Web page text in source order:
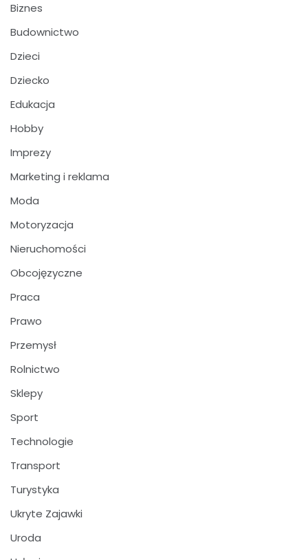
Biznes
Budownictwo
Dzieci
Dziecko
Edukacja
Hobby
Imprezy
Marketing i reklama
Moda
Motoryzacja
Nieruchomości
Obcojęzyczne
Praca
Prawo
Przemysł
Rolnictwo
Sklepy
Sport
Technologie
Transport
Turystyka
Ukryte Zajawki
Uroda